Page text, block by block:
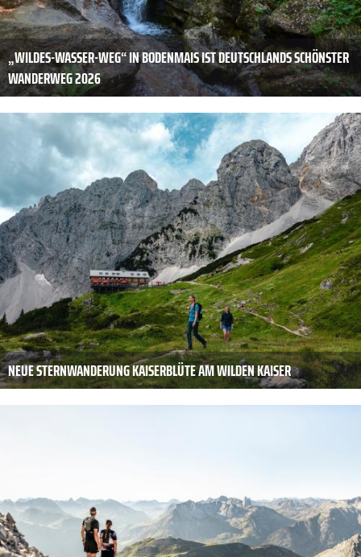
„WILDES-WASSER-WEG“ IN BODENMAIS IST DEUTSCHLANDS SCHÖNSTER
WANDERWEG 2026
NEUE STERNWANDERUNG KAISERBLÜTE AM WILDEN KAISER